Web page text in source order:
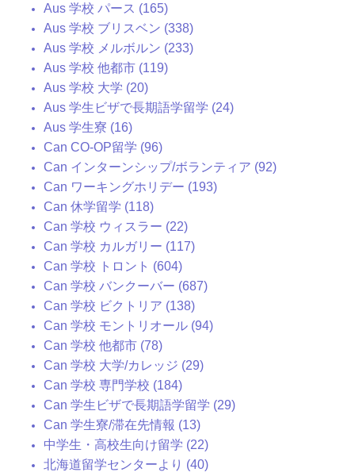
Aus 学校 パース (165)
Aus 学校 ブリスベン (338)
Aus 学校 メルボルン (233)
Aus 学校 他都市 (119)
Aus 学校 大学 (20)
Aus 学生ビザで長期語学留学 (24)
Aus 学生寮 (16)
Can CO-OP留学 (96)
Can インターンシップ/ボランティア (92)
Can ワーキングホリデー (193)
Can 休学留学 (118)
Can 学校 ウィスラー (22)
Can 学校 カルガリー (117)
Can 学校 トロント (604)
Can 学校 バンクーバー (687)
Can 学校 ビクトリア (138)
Can 学校 モントリオール (94)
Can 学校 他都市 (78)
Can 学校 大学/カレッジ (29)
Can 学校 専門学校 (184)
Can 学生ビザで長期語学留学 (29)
Can 学生寮/滞在先情報 (13)
中学生・高校生向け留学 (22)
北海道留学センターより (40)